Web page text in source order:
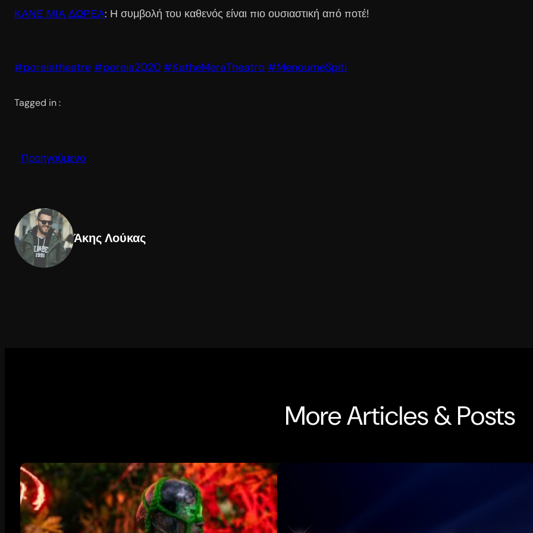
ΚΑΝΕ ΜΙΑ ΔΩΡΕΑ: Η συμβολή του καθενός είναι πιο ουσιαστική από ποτέ!
#poreiatheatre #poreia2020 #KatheMeraTheatro #MenoumeSpiti
Tagged in :
Προηγούμενο
Άκης Λούκας
More Articles & Posts